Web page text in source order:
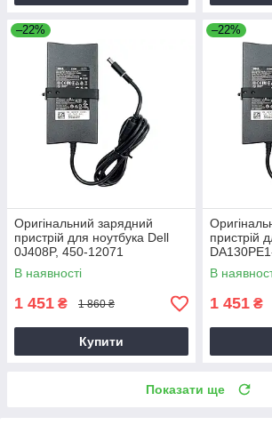
–22%
Оригінальний зарядний
пристрій для ноутбука Dell
0J408P, 450-12071
В наявності
1 451 ₴ 1 860 ₴
Купити
–22%
пристрій
В
1 451 ₴
Показати ще